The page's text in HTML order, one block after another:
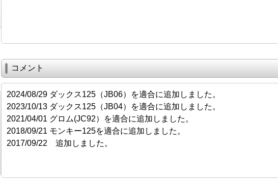
コメント
2024/08/29 ダックス125（JB06）を適合に追加しました。
2023/10/13 ダックス125（JB04）を適合に追加しました。
2021/04/01 グロム(JC92）を適合に追加しました。
2018/09/21 モンキー125を適合に追加しました。
2017/09/22 追加しました。